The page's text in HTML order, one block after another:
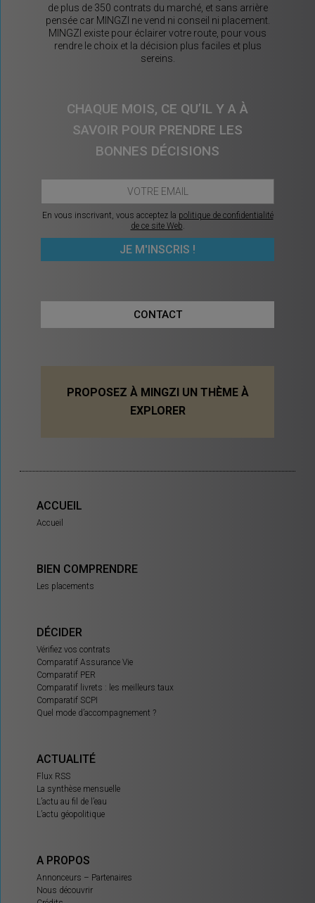
de plus de 350 contrats du marché, et sans arrière
pensée car MINGZI ne vend ni conseil ni placement.
MINGZI existe pour éclairer votre route, pour vous
rendre le choix et la décision plus faciles et plus
sereins.
CHAQUE MOIS, CE QU’IL Y A À
SAVOIR POUR PRENDRE LES
BONNES DÉCISIONS
En vous inscrivant, vous acceptez la politique de confidentialité
de ce site Web.
CONTACT
PROPOSEZ À MINGZI UN THÈME À
EXPLORER
ACCUEIL
Accueil
BIEN COMPRENDRE
Les placements
DÉCIDER
Vérifiez vos contrats
Comparatif Assurance Vie
Comparatif PER
Comparatif livrets : les meilleurs taux
Comparatif SCPI
Quel mode d’accompagnement ?
ACTUALITÉ
Flux RSS
La synthèse mensuelle
L’actu au fil de l’eau
L’actu géopolitique
A PROPOS
Annonceurs – Partenaires
Nous découvrir